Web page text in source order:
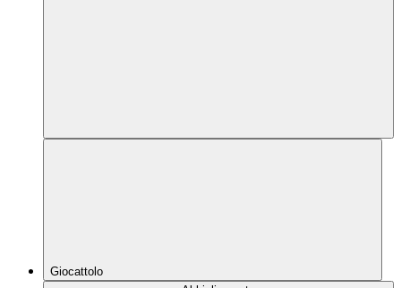
Giocattolo